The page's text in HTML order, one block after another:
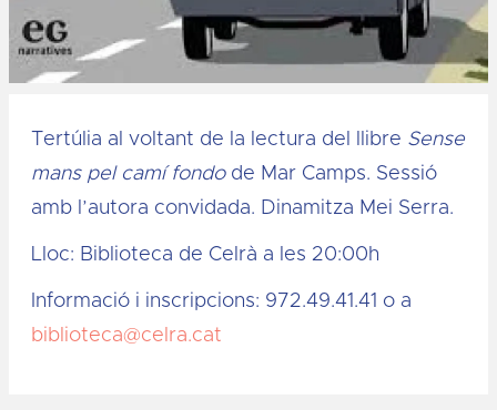
Tertúlia al voltant de la lectura del llibre Sense
mans pel camí fondo de Mar Camps. Sessió
amb l’autora convidada. Dinamitza Mei Serra.
Lloc: Biblioteca de Celrà a les 20:00h
Informació i inscripcions: 972.49.41.41 o a
biblioteca@celra.cat